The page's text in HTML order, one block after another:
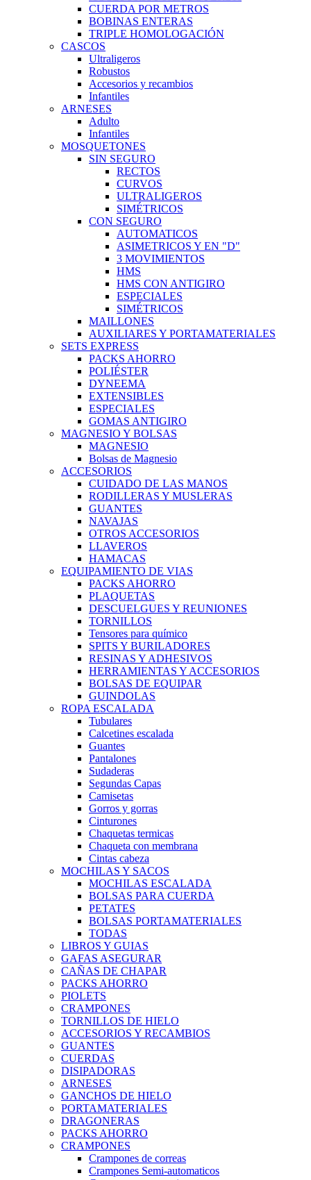
CUERDA POR METROS
BOBINAS ENTERAS
TRIPLE HOMOLOGACIÓN
CASCOS
Ultraligeros
Robustos
Accesorios y recambios
Infantiles
ARNESES
Adulto
Infantiles
MOSQUETONES
SIN SEGURO
RECTOS
CURVOS
ULTRALIGEROS
SIMÉTRICOS
CON SEGURO
AUTOMATICOS
ASIMETRICOS Y EN "D"
3 MOVIMIENTOS
HMS
HMS CON ANTIGIRO
ESPECIALES
SIMÉTRICOS
MAILLONES
AUXILIARES Y PORTAMATERIALES
SETS EXPRESS
PACKS AHORRO
POLIÉSTER
DYNEEMA
EXTENSIBLES
ESPECIALES
GOMAS ANTIGIRO
MAGNESIO Y BOLSAS
MAGNESIO
Bolsas de Magnesio
ACCESORIOS
CUIDADO DE LAS MANOS
RODILLERAS Y MUSLERAS
GUANTES
NAVAJAS
OTROS ACCESORIOS
LLAVEROS
HAMACAS
EQUIPAMIENTO DE VIAS
PACKS AHORRO
PLAQUETAS
DESCUELGUES Y REUNIONES
TORNILLOS
Tensores para químico
SPITS Y BURILADORES
RESINAS Y ADHESIVOS
HERRAMIENTAS Y ACCESORIOS
BOLSAS DE EQUIPAR
GUINDOLAS
ROPA ESCALADA
Tubulares
Calcetines escalada
Guantes
Pantalones
Sudaderas
Segundas Capas
Camisetas
Gorros y gorras
Cinturones
Chaquetas termicas
Chaqueta con membrana
Cintas cabeza
MOCHILAS Y SACOS
MOCHILAS ESCALADA
BOLSAS PARA CUERDA
PETATES
BOLSAS PORTAMATERIALES
TODAS
LIBROS Y GUIAS
GAFAS ASEGURAR
CAÑAS DE CHAPAR
PACKS AHORRO
PIOLETS
CRAMPONES
TORNILLOS DE HIELO
ACCESORIOS Y RECAMBIOS
GUANTES
CUERDAS
DISIPADORAS
ARNESES
GANCHOS DE HIELO
PORTAMATERIALES
DRAGONERAS
PACKS AHORRO
CRAMPONES
Crampones de correas
Crampones Semi-automaticos